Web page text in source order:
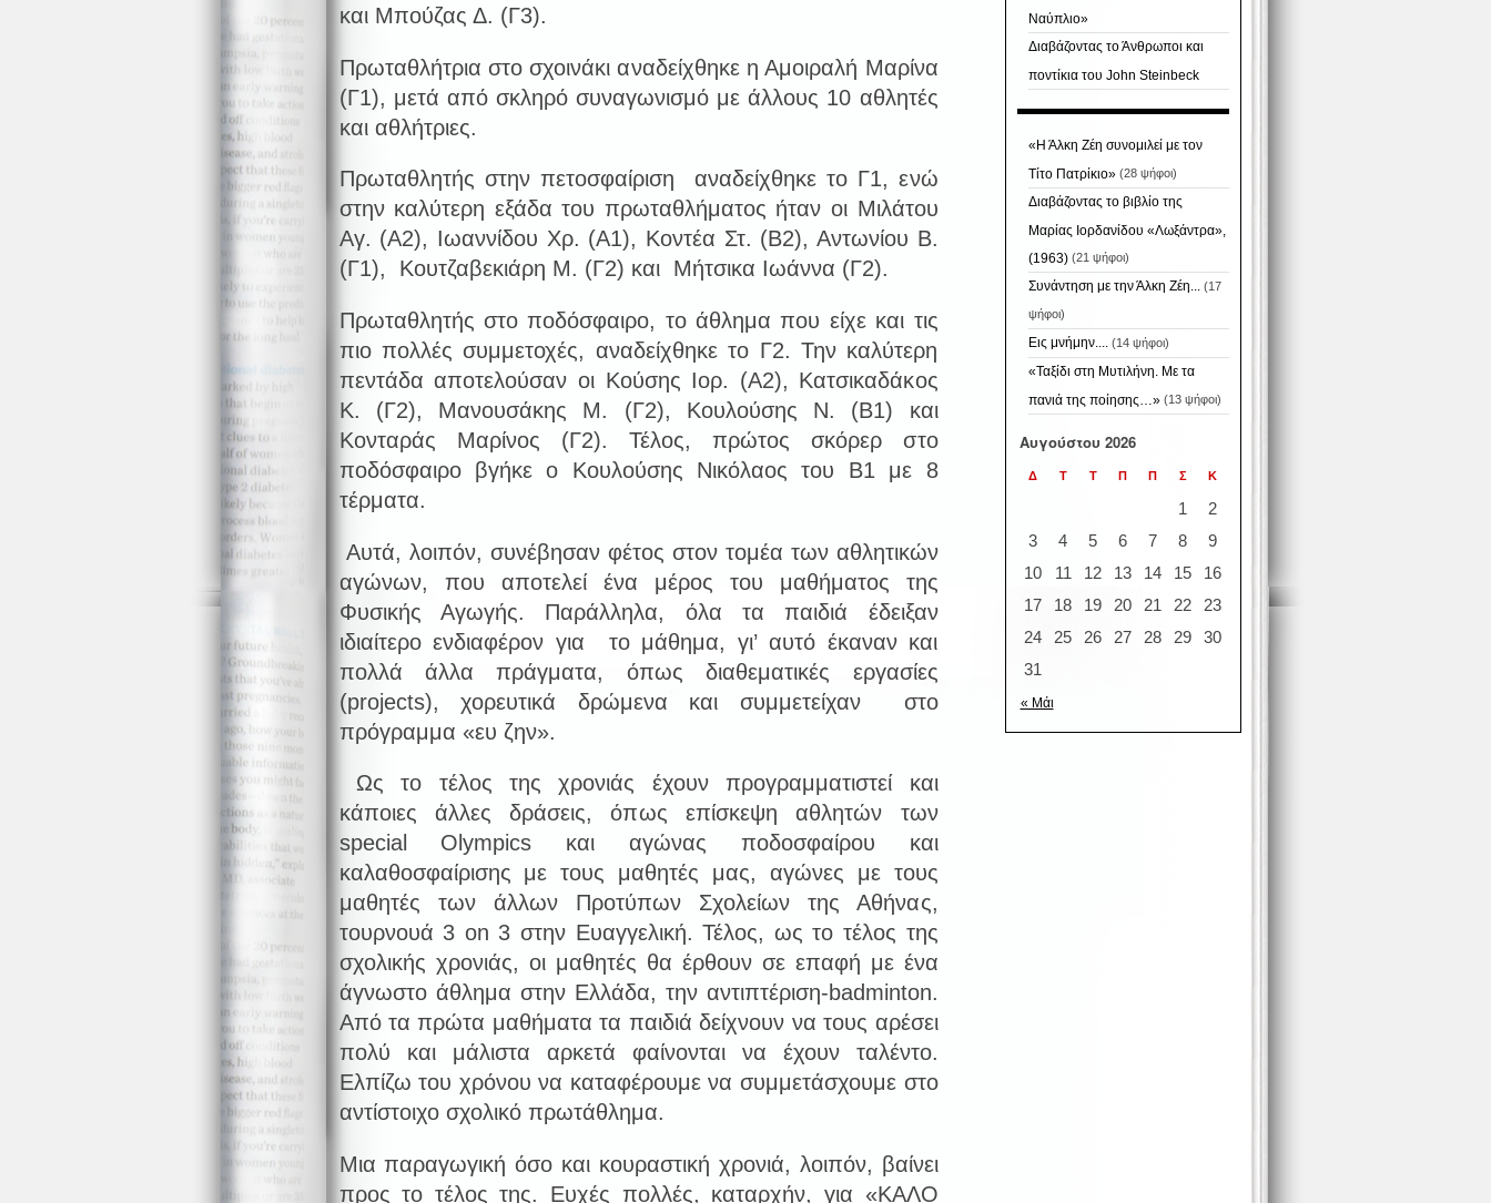
και Μπούζας Δ. (Γ3).
Πρωταθλήτρια στο σχοινάκι αναδείχθηκε η Αμοιραλή Μαρίνα
(Γ1), μετά από σκληρό συναγωνισμό με άλλους 10 αθλητές
και αθλήτριες.
Πρωταθλητής στην πετοσφαίριση αναδείχθηκε το Γ1, ενώ
στην καλύτερη εξάδα του πρωταθλήματος ήταν οι Μιλάτου
Αγ. (Α2), Ιωαννίδου Χρ. (Α1), Κοντέα Στ. (Β2), Αντωνίου Β.
(Γ1), Κουτζαβεκιάρη Μ. (Γ2) και Μήτσικα Ιωάννα (Γ2).
Πρωταθλητής στο ποδόσφαιρο, το άθλημα που είχε και τις
πιο πολλές συμμετοχές, αναδείχθηκε το Γ2. Την καλύτερη
πεντάδα αποτελούσαν οι Κούσης Ιορ. (Α2), Κατσικαδάκος
Κ. (Γ2), Μανουσάκης Μ. (Γ2), Κουλούσης Ν. (Β1) και
Κονταράς Μαρίνος (Γ2). Τέλος, πρώτος σκόρερ στο
ποδόσφαιρο βγήκε ο Κουλούσης Νικόλαος του Β1 με 8
τέρματα.
Αυτά, λοιπόν, συνέβησαν φέτος στον τομέα των αθλητικών
αγώνων, που αποτελεί ένα μέρος του μαθήματος της
Φυσικής Αγωγής. Παράλληλα, όλα τα παιδιά έδειξαν
ιδιαίτερο ενδιαφέρον για το μάθημα, γι’ αυτό έκαναν και
πολλά άλλα πράγματα, όπως διαθεματικές εργασίες
(projects), χορευτικά δρώμενα και συμμετείχαν στο
πρόγραμμα «ευ ζην».
Ως το τέλος της χρονιάς έχουν προγραμματιστεί και
κάποιες άλλες δράσεις, όπως επίσκεψη αθλητών των
special Olympics και αγώνας ποδοσφαίρου και
καλαθοσφαίρισης με τους μαθητές μας, αγώνες με τους
μαθητές των άλλων Προτύπων Σχολείων της Αθήνας,
τουρνουά 3 on 3 στην Ευαγγελική. Τέλος, ως το τέλος της
σχολικής χρονιάς, οι μαθητές θα έρθουν σε επαφή με ένα
άγνωστο άθλημα στην Ελλάδα, την αντιπτέριση-badminton.
Από τα πρώτα μαθήματα τα παιδιά δείχνουν να τους αρέσει
πολύ και μάλιστα αρκετά φαίνονται να έχουν ταλέντο.
Ελπίζω του χρόνου να καταφέρουμε να συμμετάσχουμε στο
αντίστοιχο σχολικό πρωτάθλημα.
Μια παραγωγική όσο και κουραστική χρονιά, λοιπόν, βαίνει
προς το τέλος της. Ευχές πολλές, καταρχήν, για «ΚΑΛΟ
Ναύπλιο»
Διαβάζοντας το Άνθρωποι και
ποντίκια του John Steinbeck
«Η Άλκη Ζέη συνομιλεί με τον
Τίτο Πατρίκιο» (28 ψήφοι)
Διαβάζοντας το βιβλίο της
Μαρίας Ιορδανίδου «Λωξάντρα»,
(1963) (21 ψήφοι)
Συνάντηση με την Άλκη Ζέη... (17
ψήφοι)
Εις μνήμην.... (14 ψήφοι)
«Ταξίδι στη Μυτιλήνη. Με τα
πανιά της ποίησης…» (13 ψήφοι)
Αυγούστου 2026
Δ Τ Τ Π Π Σ Κ
« Μάι
1
2
3
4 5 6 7 8
9
10
11 12 13 14 15
16
17
18 19 20 21 22
23
24
25 26 27 28 29
30
31